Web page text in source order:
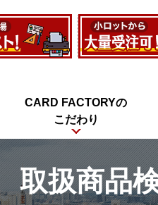
CARD FACTORYの
こだわり
取扱商品